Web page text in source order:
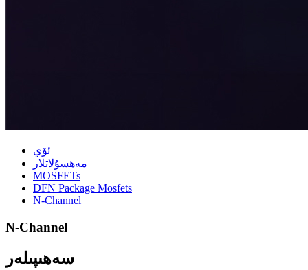
ئۆي
مەھسۇلاتلار
MOSFETs
DFN Package Mosfets
N-Channel
N-Channel
سەھىپىلەر